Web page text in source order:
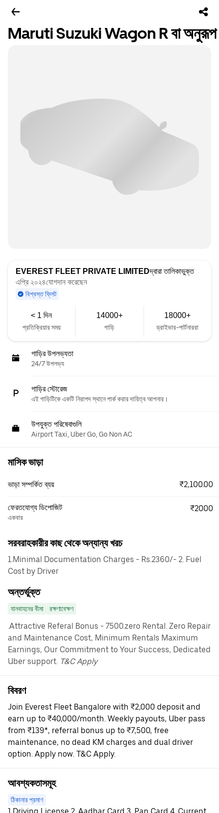
Maruti Suzuki Wagon R বা অনুরূপ
EVEREST FLEET PRIVATE LIMITEDদ্বারা তালিকাভুক্ত
এপ্রি ২০২৪যোগদান করেছেন
বিশ্বস্ত ফ্লিট
< 1 দিন
প্রতিক্রিয়ার সময়
14000+
গাড়ি
18000+
ড্রাইভার-পার্টনাররা
গাড়ির উপলভ্যতা
24/7 উপলভ্য
গাড়ির স্টোরেজ
এই গাড়িটিকে একটি নিরাপদ স্থানে পার্ক করার দায়িত্ব আপনার।
উপযুক্ত পরিষেবাগুলি
Airport Taxi, Uber Go, Go Non AC
মাসিক ভাড়া
ভাড়া সম্পর্কিত ব্যয় ₹2,100.00
ফেরতযোগ্য ডিপোজিট
একবার
₹2000
সরবরাহকারীর কাছ থেকে অন্যান্য খরচ
1.Minimal Documentation Charges - Rs.2360/- 2. Fuel
Cost by Driver
অন্তর্ভুক্ত
যানবাহনের বীমা রক্ষণাবেক্ষণ
.Attractive Referal Bonus - 7500.zero Rental. Zero Repair
and Maintenance Cost, Minimum Rentals Maximum
Earnings, Our Commitment to Your Success, Dedicated
Uber support. T&C Apply
বিবরণ
Join Everest Fleet Bangalore with ₹2,000 deposit and
earn up to ₹40,000/month. Weekly payouts, Uber pass
from ₹139*, referral bonus up to ₹7,500, free
maintenance, no dead KM charges and dual driver
option. Apply now. T&C Apply.
আবশ্যকতাসমূহ
ঠিকানার প্রমাণ